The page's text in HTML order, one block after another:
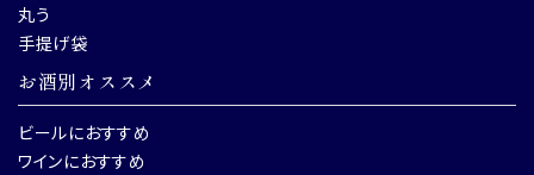
丸う
手提げ袋
お酒別オススメ
ビールにおすすめ
ワインにおすすめ